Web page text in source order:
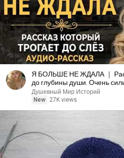
Я БОЛЬШЕ НЕ ЖДАЛА ｜
до глубины души. Очень
рассказ
Душевный Мир Историй
New
27K views